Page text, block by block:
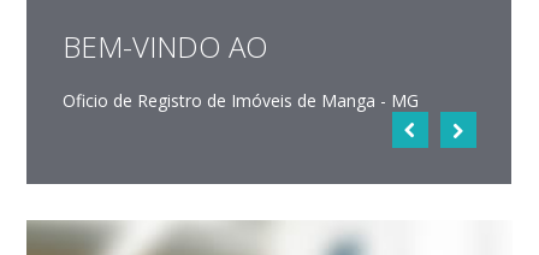
BEM-VINDO AO
Oficio de Registro de Imóveis de Manga - MG